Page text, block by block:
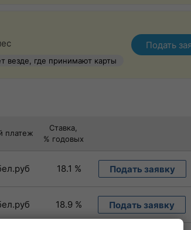
везде, где принимают карты
Подать
платеж
Ставка,
% годовых
18.1 % Подать заявку
18.9 % Подать заявку